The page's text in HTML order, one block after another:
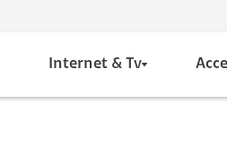
Internet & Tv